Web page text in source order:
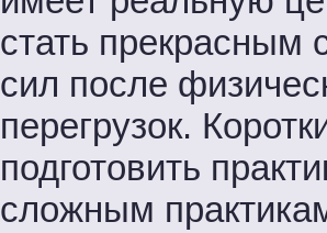
стать прекрасным
сил после
перегрузок.
подготовить
сложным